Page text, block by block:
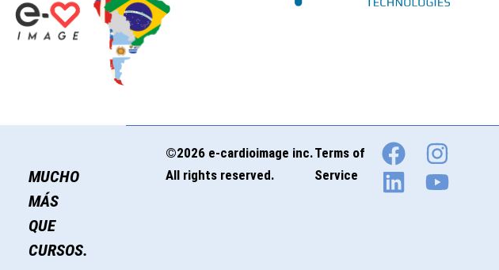
MUCHO
MÁS
QUE
CURSOS.
©2026 e-cardioimage inc.
All rights reserved.
Terms of
Service